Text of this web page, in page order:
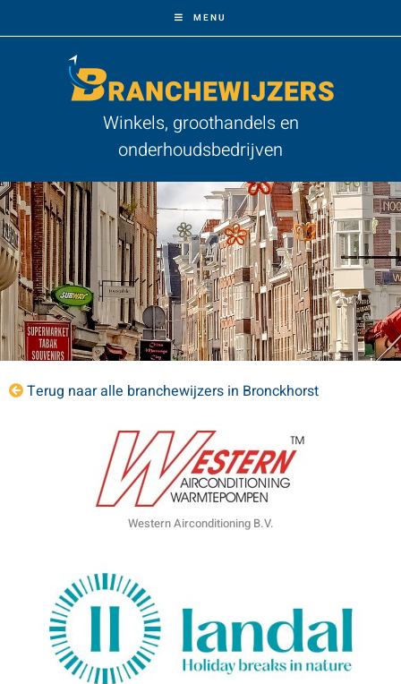
MENU
Winkels, groothandels en
onderhoudsbedrijven
Terug naar alle branchewijzers in Bronckhorst
Western Airconditioning B.V.